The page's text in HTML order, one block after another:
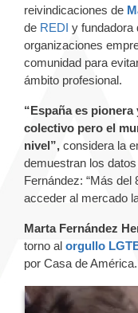
reivindicaciones de
de REDI y fundadora
organizaciones
comunidad para
ámbito profesional.
“España es
colectivo pero el
nivel”, considera la
demuestran los
Fernández: “Más
acceder al mercado
Marta Fernández
torno al orgullo
por Casa de